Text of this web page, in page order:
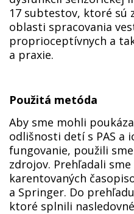
17 subtestov, ktoré sú
oblasti spracovania
proprioceptívnych a
a praxie.
Použitá metóda
Aby sme mohli
odlišnosti detí s PAS a
fungovanie, použili
zdrojov. Prehľadali
karentovaných
a Springer. Do
ktoré splnili